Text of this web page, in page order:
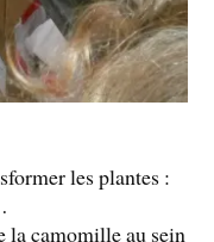
les plantes :
la camomille​ au sein